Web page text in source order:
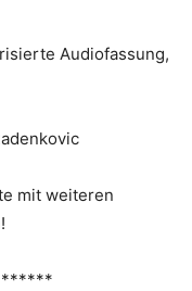
Audiofassung,
mit weiteren